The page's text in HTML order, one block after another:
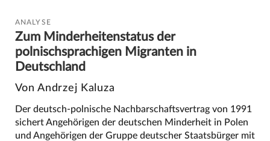
ANALYSE
Zum Minderheitenstatus der
polnischsprachigen Migranten in
Deutschland
Von Andrzej Kaluza
Der deutsch-polnische Nachbarschaftsvertrag von 1991
sichert Angehörigen der deutschen Minderheit in Polen
und Angehörigen der Gruppe deutscher Staatsbürger mit